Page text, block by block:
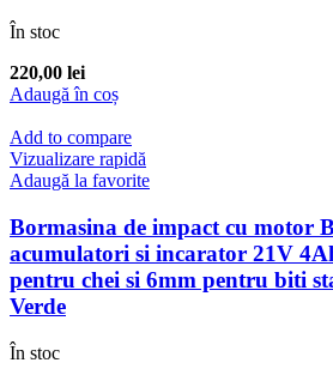
În stoc
220,00 lei
Adaugă în coș
Add to compare
Vizualizare rapidă
Adaugă la favorite
Bormasina de impact cu motor
acumulatori si incarator 21V
pentru chei si 6mm pentru biti
Verde
În stoc